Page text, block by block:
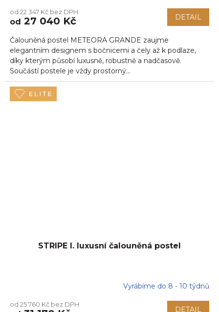
od 22 347 Kč bez DPH
od 27 040 Kč DETAIL
Čalouněná postel METEORA GRANDE zaujme
elegantním designem s bočnicemi a čely až k podlaze,
díky kterým působí luxusně, robustně a nadčasově.
Součástí postele je vždy prostorný...
STRIPE I. luxusní čalouněná postel
Vyrábíme do 8 - 10 týdnů
od 25 760 Kč bez DPH
DETAIL